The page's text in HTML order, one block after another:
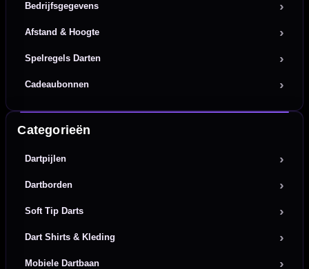
Bedrijfsgegevens
Afstand & Hoogte
Spelregels Darten
Cadeaubonnen
Categorieën
Dartpijlen
Dartborden
Soft Tip Darts
Dart Shirts & Kleding
Mobiele Dartbaan